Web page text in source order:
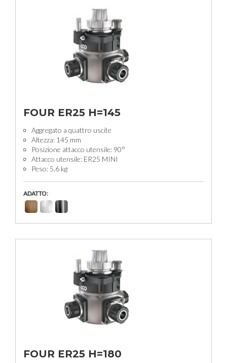
FOUR ER25 H=145
Aggregato a quattro uscite
Altezza: 145 mm
Posizione attacco utensile: 90°
Attacco utensile: ER25 MINI
Peso: 5,6 kg
ADATTO:
FOUR ER25 H=180